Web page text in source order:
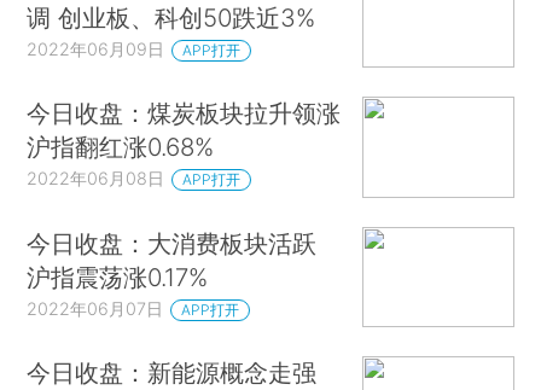
调 创业板、科创50跌近3%
2022年06月09日 APP打开
今日收盘：煤炭板块拉升领涨
沪指翻红涨0.68%
2022年06月08日 APP打开
今日收盘：大消费板块活跃
沪指震荡涨0.17%
2022年06月07日 APP打开
今日收盘：新能源概念走强